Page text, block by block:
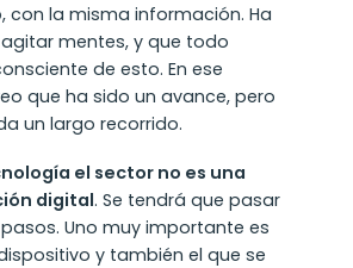
con la misma información. Ha
mentes, y que todo
de esto. En ese
que ha sido un avance, pero
un largo recorrido.
el sector no es una
digital. Se tendrá que pasar
Uno muy importante es
y también el que se